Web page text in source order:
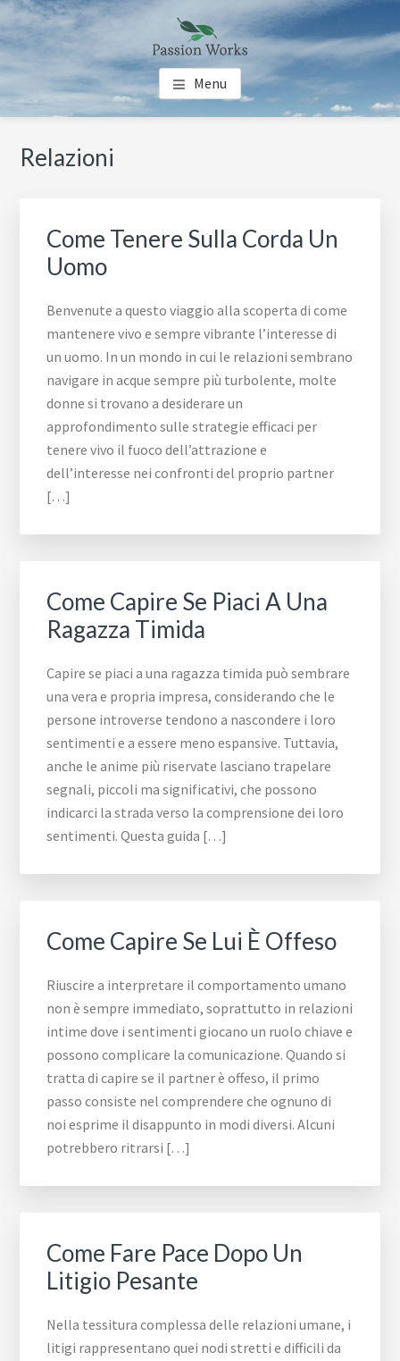
Skip
to
main
Skip
to
primary
Skip
to
footer PASSION WORKS
Guide per le tue Passioni
Menu
Relazioni
Come Tenere Sulla Corda Un
Uomo
Benvenute a questo viaggio alla scoperta di come
mantenere vivo e sempre vibrante l’interesse di
un uomo. In un mondo in cui le relazioni sembrano
navigare in acque sempre più turbolente, molte
donne si trovano a desiderare un
approfondimento sulle strategie efficaci per
tenere vivo il fuoco dell’attrazione e
dell’interesse nei confronti del proprio partner
[…]
Come Capire Se Piaci A Una
Ragazza Timida
Capire se piaci a una ragazza timida può sembrare
una vera e propria impresa, considerando che le
persone introverse tendono a nascondere i loro
sentimenti e a essere meno espansive. Tuttavia,
anche le anime più riservate lasciano trapelare
segnali, piccoli ma significativi, che possono
indicarci la strada verso la comprensione dei loro
sentimenti. Questa guida […]
Come Capire Se Lui È Offeso
Riuscire a interpretare il comportamento umano
non è sempre immediato, soprattutto in relazioni
intime dove i sentimenti giocano un ruolo chiave e
possono complicare la comunicazione. Quando si
tratta di capire se il partner è offeso, il primo
passo consiste nel comprendere che ognuno di
noi esprime il disappunto in modi diversi. Alcuni
potrebbero ritrarsi […]
Come Fare Pace Dopo Un
Litigio Pesante
Nella tessitura complessa delle relazioni umane, i
litigi rappresentano quei nodi stretti e difficili da
Primary